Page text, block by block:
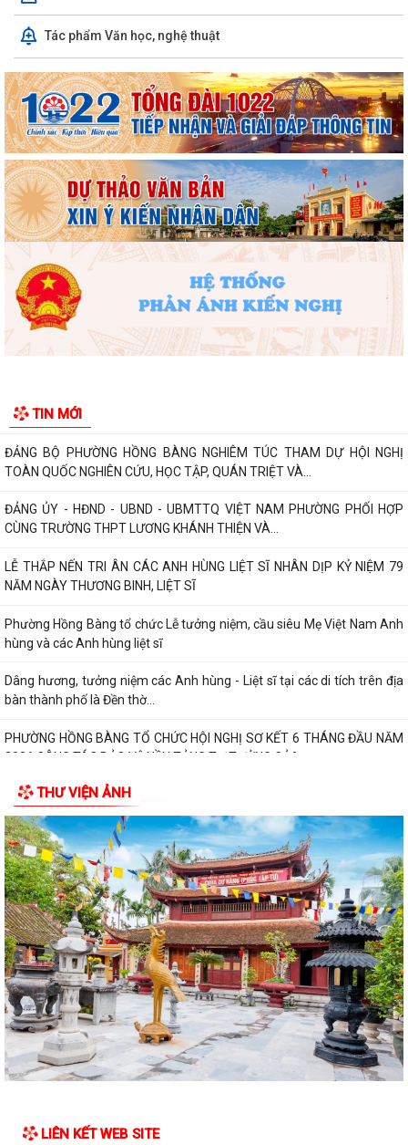
Tác phẩm Văn học, nghệ thuật
TIN MỚI
Phường Hồng Bàng tổng kết và trao giải Cuộc thi chính luận về bảo vệ
nền tảng tư tưởng của Đảng năm...
PHƯỜNG HỒNG BÀNG NÂNG CAO CHẤT LƯỢNG SINH HOẠT CHI BỘ TỪ
CƠ SỞ
Trường Tiểu học Đinh Tiên Hoàng (phường Hồng Bàng) tăng kiến thức,
kỹ năng phòng chống đuối nước...
Phường Hồng Bàng tập huấn kiến thức về an toàn thực phẩm cho các
cơ sở kinh doanh dịch vụ ăn uống,...
KẾT CÔNG TÁC HỘI 6 THÁNG ĐẦU NĂM 2026
ĐẢNG BỘ PHƯỜNG HỒNG BÀNG NGHIÊM TÚC THAM DỰ HỘI NGHỊ
TOÀN QUỐC NGHIÊN CỨU, HỌC TẬP, QUÁN TRIỆT VÀ...
ĐẢNG ỦY - HĐND - UBND - UBMTTQ VIỆT NAM PHƯỜNG PHỐI HỢP
CÙNG TRƯỜNG THPT LƯƠNG KHÁNH THIỆN VÀ...
LỄ THẮP NẾN TRI ÂN CÁC ANH HÙNG LIỆT SĨ NHÂN DỊP KỶ NIỆM 79
NĂM NGÀY THƯƠNG BINH, LIỆT SĨ
Phường Hồng Bàng tổ chức Lễ tưởng niệm, cầu siêu Mẹ Việt Nam Anh
hùng và các Anh hùng liệt sĩ
Dâng hương, tưởng niệm các Anh hùng - Liệt sĩ tại các di tích trên địa
bàn thành phố là Đền thờ...
PHƯỜNG HỒNG BÀNG TỔ CHỨC HỘI NGHỊ SƠ KẾT 6 THÁNG ĐẦU NĂM
2026 CÔNG TÁC BẢO VỆ NỀN TẢNG TƯ TƯỞNG CỦA...
Hội Cựu CAND phường Hồng Bàng đi thăm, tặng quà các gia đình
thương binh, thân nhân liệt sỹ CAND
Phường Hồng Bàng phát huy vai trò, nâng cao hiệu lực, hiệu quả hoạt
động của bộ máy chính quyền cơ...
TUỔI TRẺ PHƯỜNG HỒNG BÀNG TỔ CHỨC CHƯƠNG TRÌNH NÓI
CHUYỆN TRUYỀN THỐNG NHÂN KỶ NIỆM 79 NĂM NGÀY...
Đồng chí Nguyễn Văn Tuấn, Bí thư Đảng ủy phường Hồng Bàng được
Chủ tịch UBND thành phố tặng Bằng...
Đoàn lãnh đạo Đảng uỷ - HĐND - UBND - UBMTQ Việt Nam phường
Hồng Bàng thăm và tặng quà các gia đình...
PHƯỜNG HỒNG BÀNG PHỐI HỢP VỚI CÁC ĐƠN VỊ, DOANH NGHIỆP VÀ
TUỔI TRẺ PHƯỜNG HỒNG BÀNG THĂM, TẶNG QUÀ CÁC GIA ĐÌNH
THƯ VIỆN ẢNH
LIÊN KẾT WEB SITE